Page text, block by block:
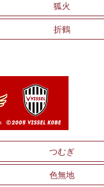
狐火
折鶴
つむぎ
色無地